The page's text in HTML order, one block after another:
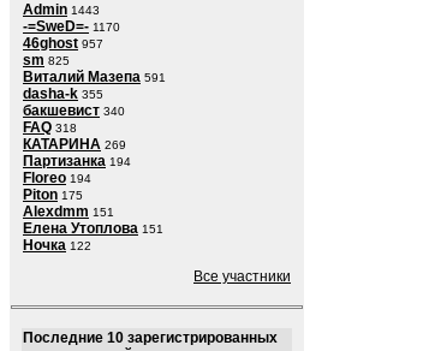
Admin 1443
-=SweD=- 1170
46ghost 957
sm 825
Виталий Мазепа 591
dasha-k 355
бакшевист 340
FAQ 318
КАТАРИНА 269
Партизанка 194
Floreo 194
Piton 175
Alexdmm 151
Елена Утоплова 151
Ночка 122
Все участники
Последние 10 зарегистрированных